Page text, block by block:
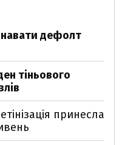
дефолт
тіньового
принесла